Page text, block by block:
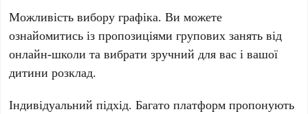
Можливість вибору графіка. Ви можете
ознайомитись із пропозиціями групових занять від
онлайн-школи та вибрати зручний для вас і вашої
дитини розклад.
Індивідуальний підхід. Багато платформ пропонують